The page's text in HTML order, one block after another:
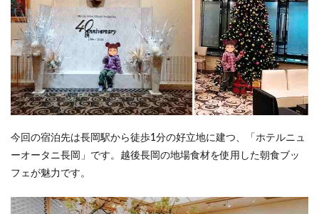
今回の宿泊先は長岡駅から徒歩1分の好立地に建つ、「ホテルニュ
ーオータニ長岡」です。越後長岡の地場食材を使用した朝食ブッ
フェが魅力です。